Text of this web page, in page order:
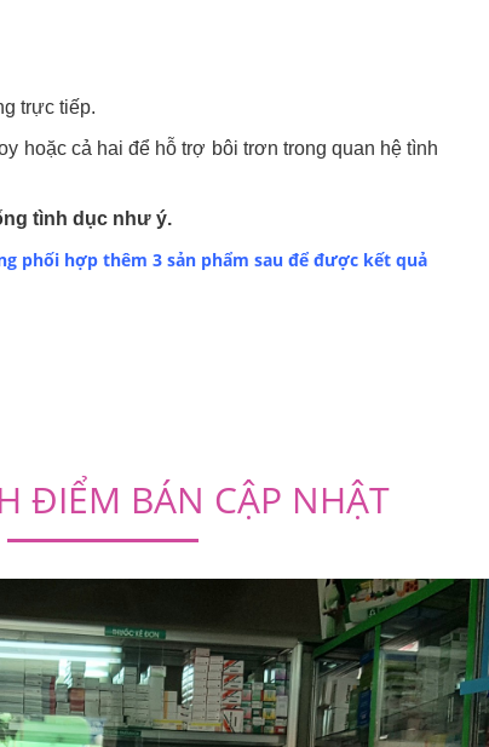
trực tiếp.
hoặc cả hai để hỗ trợ bôi trơn trong quan hệ tình
tình dục như ý.
phối hợp thêm 3 sản phẩm sau để được kết quả
ĐIỂM BÁN CẬP NHẬT